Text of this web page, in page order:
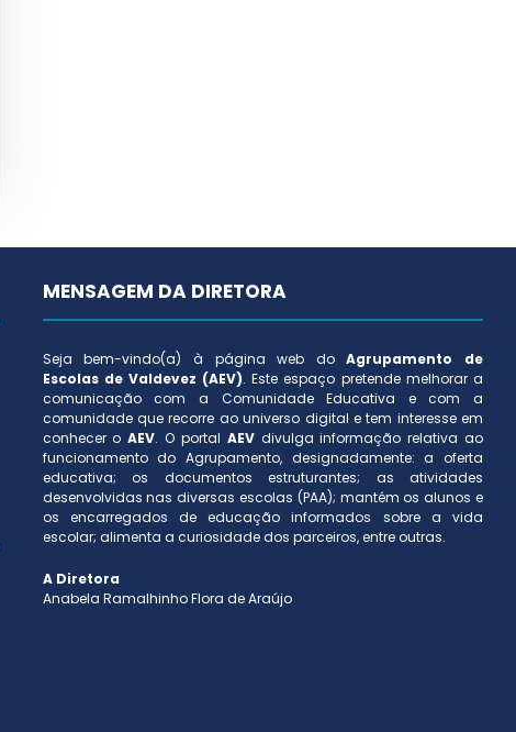
MENSAGEM DA DIRETORA
Seja bem-vindo(a) à página web doAgrupamento de
Escolas de Valdevez (AEV). Este espaço pretende melhorar a
comunicação com a Comunidade Educativa e com a
comunidade que recorre ao universo digital e tem interesse em
conhecer oAEV. O portal AEVdivulga informação relativa ao
funcionamento do Agrupamento, designadamente: a oferta
educativa; os documentos estruturantes; as atividades
desenvolvidas nas diversas escolas (PAA); mantém os alunos e
os encarregados de educação informados sobre a vida
escolar; alimenta a curiosidade dos parceiros, entre outras.
A Diretora
Anabela Ramalhinho Flora de Araújo